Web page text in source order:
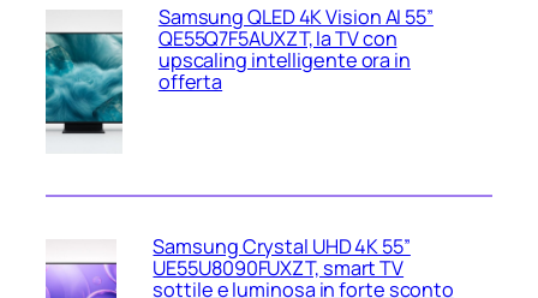
Samsung QLED 4K Vision AI 55”
QE55Q7F5AUXZT, la TV con
upscaling intelligente ora in
offerta
Samsung Crystal UHD 4K 55”
UE55U8090FUXZT, smart TV
sottile e luminosa in forte sconto